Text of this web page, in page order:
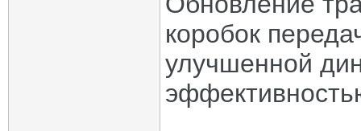
коробок
улучшенной